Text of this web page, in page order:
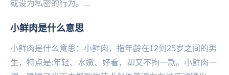
或设为私密的行为。...
小鲜肉是什么意思
小鲜肉是什么意思：小鲜肉，指年龄在12到25岁之间的男
生，特点是:年轻、水嫩、好看，却又不拘一款。小鲜肉一